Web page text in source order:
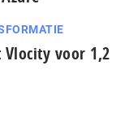
Vlocity voor 1,2